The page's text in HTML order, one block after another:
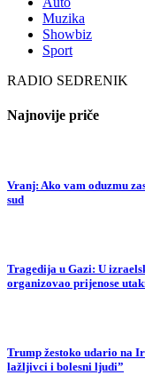
Muzika
Showbiz
Sport
RADIO SEDRENIK
Najnovije priče
Vranj: Ako vam oduzmu
sud
Tragedija u Gazi: U
organizovao prijenose
Trump žestoko udario na
lažljivci i bolesni ljudi”